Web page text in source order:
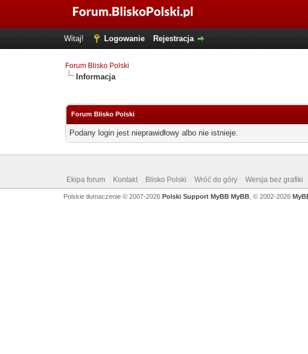
Witaj! Logowanie Rejestracja
Forum Blisko Polski
Informacja
Forum Blisko Polski
Podany login jest nieprawidłowy albo nie istnieje.
Ekipa forum Kontakt Blisko Polski Wróć do góry Wersja bez grafiki
Polskie tłumaczenie © 2007-2026 Polski Support MyBB MyBB, © 2002-2026